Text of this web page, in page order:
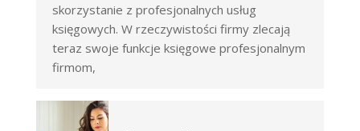
skorzystanie z profesjonalnych usług
księgowych. W rzeczywistości firmy zlecają
teraz swoje funkcje księgowe profesjonalnym
firmom,